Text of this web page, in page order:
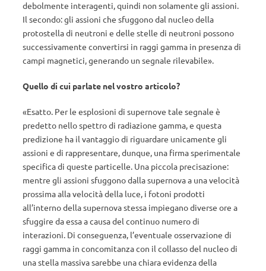
debolmente interagenti, quindi non solamente gli assioni.
Il secondo: gli assioni che sfuggono dal nucleo della
protostella di neutroni e delle stelle di neutroni possono
successivamente convertirsi in raggi gamma in presenza di
campi magnetici, generando un segnale rilevabile».
Quello di cui parlate nel vostro articolo?
«Esatto. Per le esplosioni di supernove tale segnale è
predetto nello spettro di radiazione gamma, e questa
predizione ha il vantaggio di riguardare unicamente gli
assioni e di rappresentare, dunque, una firma sperimentale
specifica di queste particelle. Una piccola precisazione:
mentre gli assioni sfuggono dalla supernova a una velocità
prossima alla velocità della luce, i fotoni prodotti
all’interno della supernova stessa impiegano diverse ore a
sfuggire da essa a causa del continuo numero di
interazioni. Di conseguenza, l’eventuale osservazione di
raggi gamma in concomitanza con il collasso del nucleo di
una stella massiva sarebbe una chiara evidenza della